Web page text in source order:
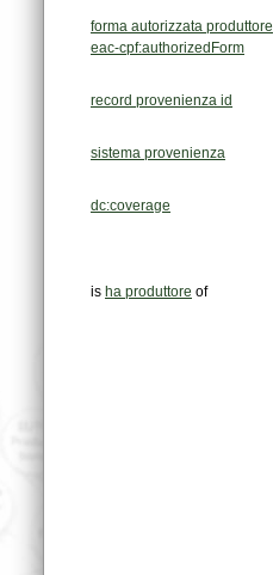
forma autorizzata produttore
eac-cpf:authorizedForm
record provenienza id
sistema provenienza
dc:coverage
is ha produttore of